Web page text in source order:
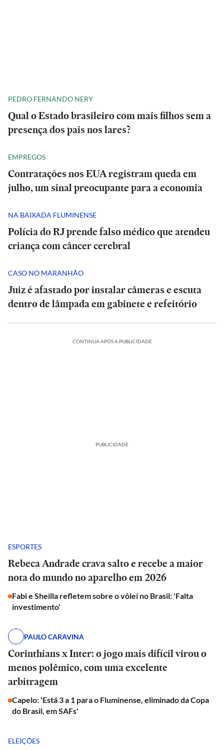
PEDRO FERNANDO NERY
Qual o Estado brasileiro com mais filhos sem a
presença dos pais nos lares?
EMPREGOS
Contratações nos EUA registram queda em
julho, um sinal preocupante para a economia
NA BAIXADA FLUMINENSE
Polícia do RJ prende falso médico que atendeu
criança com câncer cerebral
CASO NO MARANHÃO
Juiz é afastado por instalar câmeras e escuta
dentro de lâmpada em gabinete e refeitório
CONTINUA APÓS A PUBLICIDADE
PUBLICIDADE
ESPORTES
Rebeca Andrade crava salto e recebe a maior
nota do mundo no aparelho em 2026
Fabi e Sheilla refletem sobre o vôlei no Brasil: 'Falta
investimento'
PAULO CARAVINA
Corinthians x Inter: o jogo mais difícil virou o
menos polêmico, com uma excelente
arbitragem
Capelo: 'Está 3 a 1 para o Fluminense, eliminado da Copa
do Brasil, em SAFs'
ELEIÇÕES